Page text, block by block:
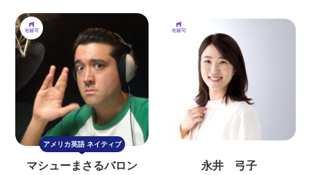
アメリカ英語 ネイティブ
マシューまさるバロン 永井 弓子